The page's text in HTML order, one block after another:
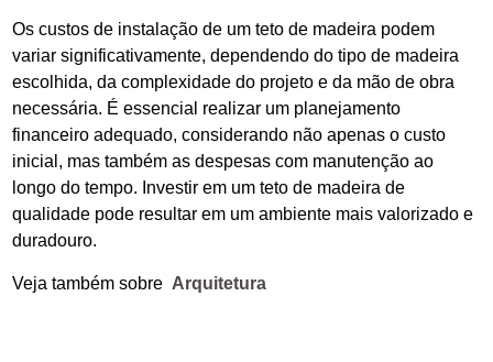
Os custos de instalação de um teto de madeira podem
variar significativamente, dependendo do tipo de madeira
escolhida, da complexidade do projeto e da mão de obra
necessária. É essencial realizar um planejamento
financeiro adequado, considerando não apenas o custo
inicial, mas também as despesas com manutenção ao
longo do tempo. Investir em um teto de madeira de
qualidade pode resultar em um ambiente mais valorizado e
duradouro.
Veja também sobre Arquitetura